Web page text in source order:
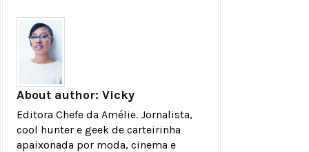
About author: Vicky
Editora Chefe da Amélie. Jornalista,
cool hunter e geek de carteirinha
apaixonada por moda, cinema e